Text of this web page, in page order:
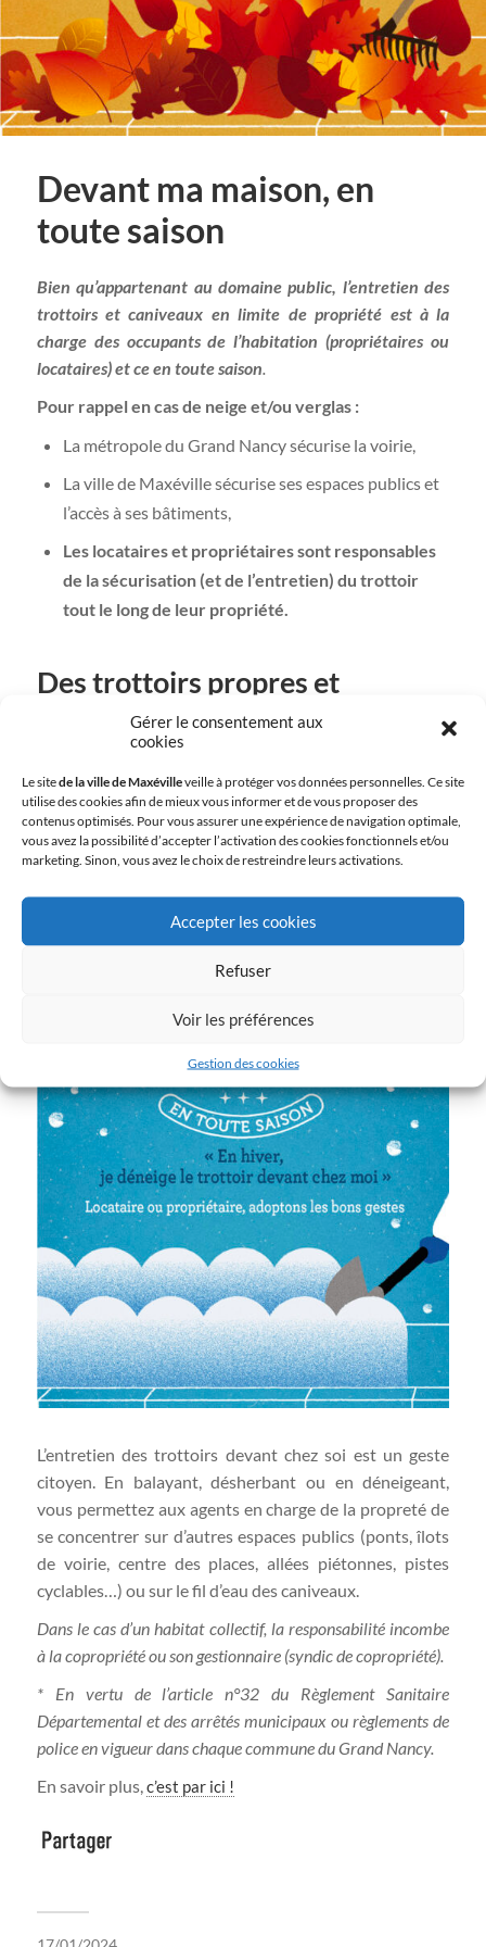
Gérer le consentement aux
cookies
Le sitede la ville de Maxévilleveille à protéger vos données personnelles. Ce site
utilise des cookies afin de mieux vous informer et de vous proposer des
contenus optimisés. Pour vous assurer une expérience de navigation optimale,
vous avez la possibilité d’accepter l’activation des cookies fonctionnels et/ou
marketing. Sinon, vous avez le choix de restreindre leurs activations.
Accepter les cookies
Refuser
Voir les préférences
Gestion des cookies
Devant ma maison, en
toute saison
Bien qu’appartenant au domaine public, l’entretien des
trottoirs et caniveaux en limite de propriété est à la
charge des occupants de l’habitation (propriétaires ou
locataires) et ce en toute saison.
Pour rappel en cas de neige et/ou verglas :
La métropole du Grand Nancy sécurise la voirie,
La ville de Maxéville sécurise ses espaces publics et
l’accès à ses bâtiments,
Les locataires et propriétaires sont responsables
de la sécurisation (et de l’entretien) du trottoir
tout le long de leur propriété.
Des trottoirs propres et
agréables, c’est l’affaire de tous
L’entretien des trottoirs devant chez soi est un geste
citoyen. En balayant, désherbant ou en déneigeant,
vous permettez aux agents en charge de la propreté de
se concentrer sur d’autres espaces publics (ponts, îlots
de voirie, centre des places, allées piétonnes, pistes
cyclables…) ou sur le fil d’eau des caniveaux.
Dans le cas d’un habitat collectif, la responsabilité incombe
à la copropriété ou son gestionnaire (syndic de copropriété).
* En vertu de l’article n°32 du Règlement Sanitaire
Départemental et des arrêtés municipaux ou règlements de
police en vigueur dans chaque commune du Grand Nancy.
En savoir plus,c’est par ici !